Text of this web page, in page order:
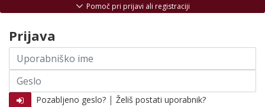
Pomoč pri prijavi ali registraciji
Prijava
Uporabniško
ime
Geslo
Pozabljeno geslo? | Želiš postati uporabnik?